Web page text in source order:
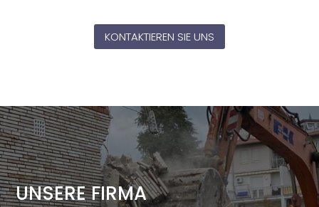
KONTAKTIEREN SIE UNS
UNSERE FIRMA